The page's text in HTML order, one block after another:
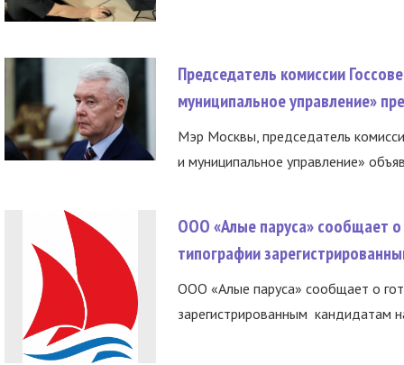
Председатель комиссии
муниципальное управление»
Мэр Москвы, председатель
и муниципальное управление»
ООО «Алые паруса» сообщает о
типографии
ООО «Алые паруса» сообщает о
зарегистрированным кандидатам